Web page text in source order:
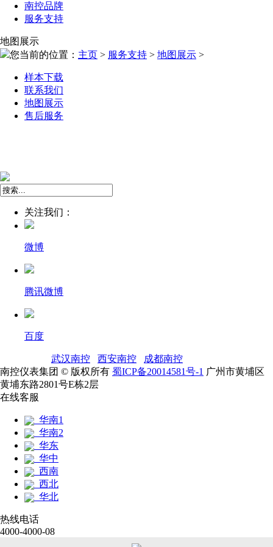
南控品牌
服务支持
地图展示
您当前的位置： 主页 > 服务支持 > 地图展示 >
样本下载
联系我们
地图展示
售后服务
关注我们：
微博
腾讯微博
百度
武汉南控 西安南控 成都南控
南控仪表集团 © 版权所有 蜀ICP备20014581号-1 广州市黄埔区
黄埔东路2801号E栋2层
在线客服
华南1
华南2
华东
华中
西南
西北
华北
热线电话
4000-4000-08